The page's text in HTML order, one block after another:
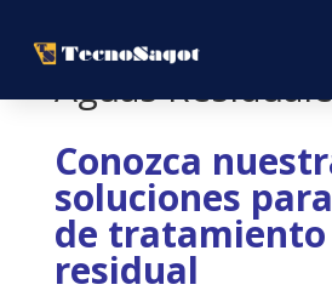
Aguas
Conozca
soluciones
de tratamiento
residual